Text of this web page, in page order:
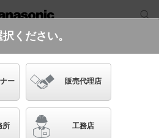
ド
LA9
効率OAコンフォート（アルミルー
CLASSⅠ・フリーコンフォートタ
ください。
ー 販売代理店
所 工務店